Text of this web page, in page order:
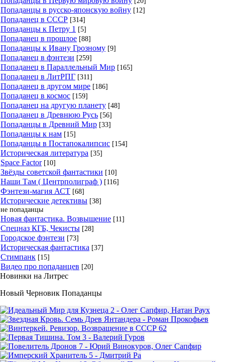
Попаданцы в русско-японскую войну [12]
Попаданец в СССР [314]
Попаданцы к Петру 1 [5]
Попаданец в прошлое [88]
Попаданцы к Ивану Грозному [9]
Попаданец в фэнтези [259]
Попаданец в Параллельный Мир [165]
Попаданец в ЛитРПГ [311]
Попаданец в другом мире [186]
Попаданец в космос [159]
Попаданец на другую планету [48]
Попаданец в Древнюю Русь [56]
Попаданцы в Древний Мир [33]
Попаданцы к нам [15]
Попаданцы в Постапокалипсис [154]
Историческая литература [35]
Space Factor [10]
Звёзды советской фантастики [10]
Наши Там ( Центрполиграф ) [116]
Фэнтези-магия АСТ [68]
Исторические детективы [38]
не попаданцы
Новая фантастика. Возвышение [11]
Спецназ КГБ, Чекисты [28]
Городское фэнтези [73]
Историческая фантастика [37]
Стимпанк [15]
Видео про попаданцев [20]
Новинки на Литрес
Новый Черновик Попаданцы